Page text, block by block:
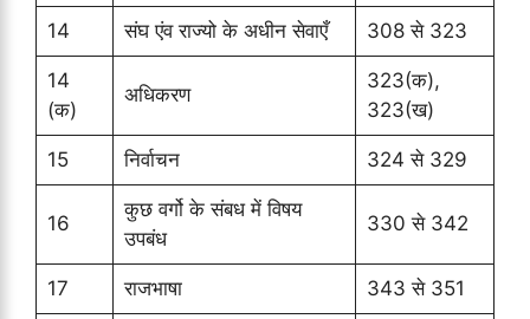
14 संघ एंव राज्यो के अधीन सेवाएँ 308 से 323
14
(क)
अधिकरण
323(क),
323(ख)
15 निर्वाचन 324 से 329
16
कुछ वर्गो के संबध में विषय
उपबंध
330 से 342
17 राजभाषा 343 से 351